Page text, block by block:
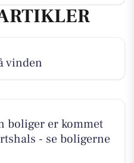
vinden
boliger er kommet
- se boligerne